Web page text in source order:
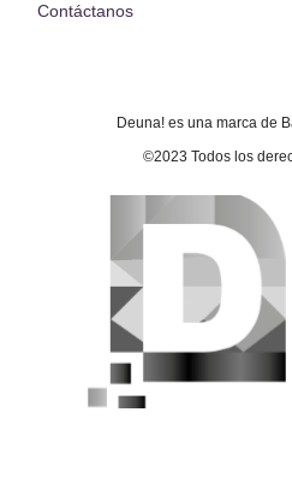
Contáctanos
Deuna! es una marca de
©2023 Todos los